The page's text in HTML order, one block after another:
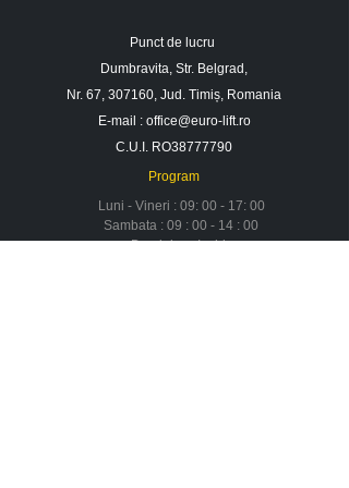
Punct de lucru
Dumbravita, Str. Belgrad,
Nr. 67, 307160, Jud. Timiș, Romania
E-mail : office@euro-lift.ro
C.U.I. RO38777790
Program
Luni - Vineri : 09: 00 - 17: 00
Sambata : 09 : 00 - 14 : 00
Duminica : Inchis